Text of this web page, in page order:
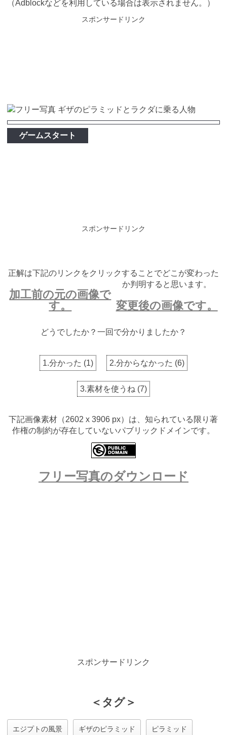
（Adblockなどを利用している場合は表示されません。）
スポンサードリンク
ゲームスタート
スポンサードリンク
正解は下記のリンクをクリックすることでどこが変わった
か判明すると思います。
加工前の元の画像で
す。
変更後の画像です。
どうでしたか？一回で分かりましたか？
1.分かった (1) 2.分からなかった (6)
3.素材を使うね (7)
下記画像素材（2602 x 3906 px）は、知られている限り著
作権の制約が存在していないパブリックドメインです。
フリー写真のダウンロード
スポンサードリンク
＜タグ＞
エジプトの風景 ギザのピラミッド ピラミッド